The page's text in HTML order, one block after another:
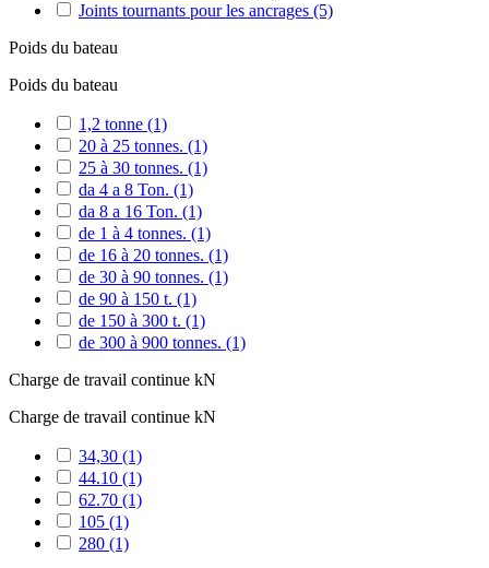
Joints tournants pour les ancrages (5)
Poids du bateau
Poids du bateau
1,2 tonne (1)
20 à 25 tonnes. (1)
25 à 30 tonnes. (1)
da 4 a 8 Ton. (1)
da 8 a 16 Ton. (1)
de 1 à 4 tonnes. (1)
de 16 à 20 tonnes. (1)
de 30 à 90 tonnes. (1)
de 90 à 150 t. (1)
de 150 à 300 t. (1)
de 300 à 900 tonnes. (1)
Charge de travail continue kN
Charge de travail continue kN
34,30 (1)
44.10 (1)
62.70 (1)
105 (1)
280 (1)